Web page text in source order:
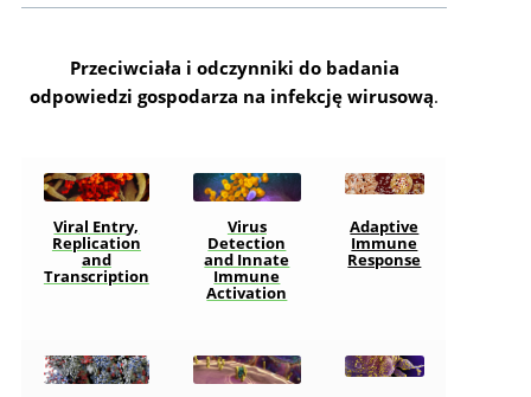
Przeciwciała i odczynniki do badania
odpowiedzi gospodarza na infekcję wirusową.
Viral Entry,
Replication
and
Transcription
Virus
Detection
and Innate
Immune
Activation
Adaptive
Immune
Response